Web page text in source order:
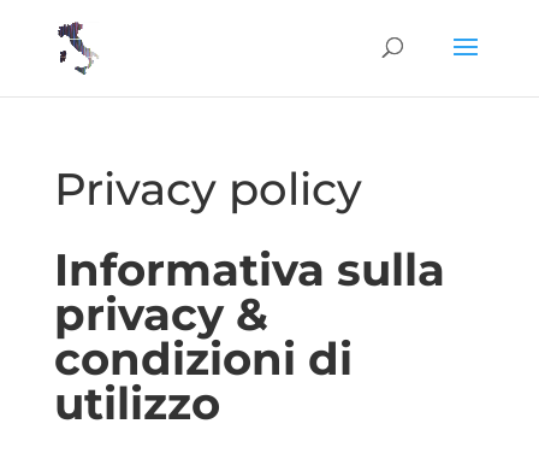
Privacy policy
Informativa sulla
privacy &
condizioni di
utilizzo